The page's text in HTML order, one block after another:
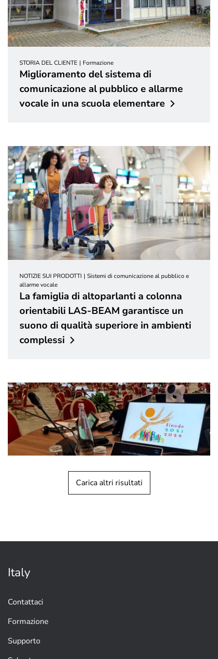
STORIA DEL CLIENTE Formazione
Miglioramento del sistema di
comunicazione al pubblico e allarme
vocale in una scuola elementare
NOTIZIE SUI PRODOTTI
Sistemi di comunicazione al pubblico e
allarme vocale
La famiglia di altoparlanti a colonna
orientabili LAS-BEAM garantisce un
suono di qualità superiore in ambienti
complessi
l'evento mondiale del Sinodo del
Carica altri risultati
Italy
Contattaci
Formazione
Supporto